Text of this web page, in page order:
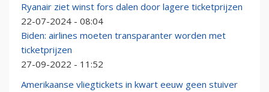
Ryanair ziet winst fors dalen door lagere ticketprijzen
22-07-2024 - 08:04
Biden: airlines moeten transparanter worden met
ticketprijzen
27-09-2022 - 11:52
Amerikaanse vliegtickets in kwart eeuw geen stuiver